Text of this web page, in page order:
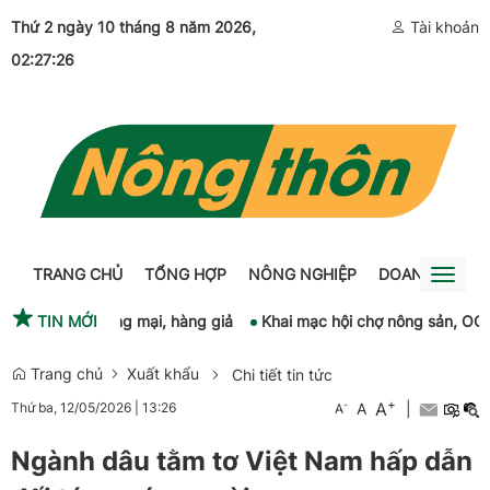
Thứ 2 ngày 10 tháng 8 năm 2026,
02:27:27
Tài khoản
TRANG CHỦ TỔNG HỢP NÔNG NGHIỆP DOANH Toggle
lận thương mại, hàng giả
Khai mạc hội chợ nông sản, OCOP
TIN MỚI
Trang chủ Xuất khẩu Chi tiết tin tức
Thứ ba, 12/05/2026 13:26 A- A A+
Ngành dâu tằm tơ Việt Nam hấp dẫn